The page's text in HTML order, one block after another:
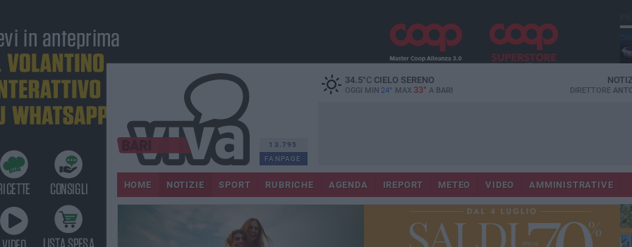
13.795
FANPAGE
34.5°CCIELO SERENO
OGGI MIN 24° MAX 33° A BARI DIRETTORE
HOME NOTIZIE SPORT RUBRICHE AGENDA IREPORT METEO VIDEO AMMINISTRATIVE